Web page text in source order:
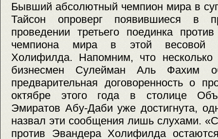
Бывший абсолютный чемпион мира в
Тайсон опроверг появившиеся в
проведении третьего поединка
чемпиона мира в этой весовой
Холифилда. Напомним, что несколько
бизнесмен Сулейман Аль Фахим
предварительная договоренность о
октябре этого года в столице
Эмиратов Абу-Даби уже достигнута,
назвал эти сообщения лишь слухами.
против Эвандера Холифилда